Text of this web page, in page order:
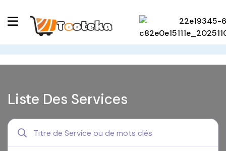
Liste Des Services